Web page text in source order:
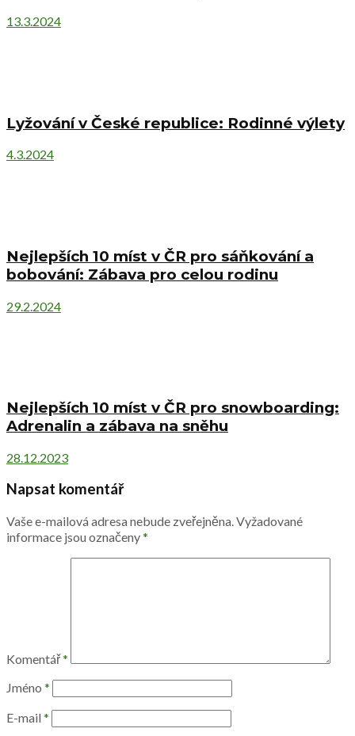
13.3.2024
Lyžování v České republice: Rodinné výlety
4.3.2024
Nejlepších 10 míst v ČR pro sáňkování a
bobování: Zábava pro celou rodinu
29.2.2024
Nejlepších 10 míst v ČR pro snowboarding:
Adrenalin a zábava na sněhu
28.12.2023
Napsat komentář
Vaše e-mailová adresa nebude zveřejněna. Vyžadované
informace jsou označeny*
Komentář*
Jméno *
E-mail *